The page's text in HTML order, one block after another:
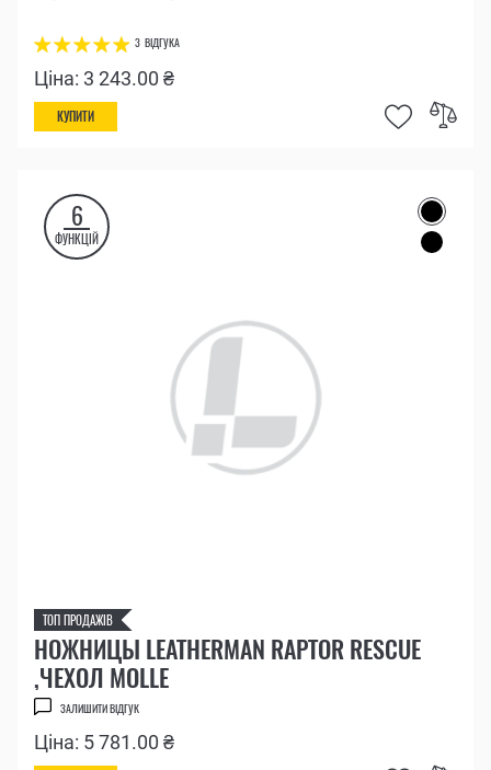
3 ВІДГУКА
Ціна: 3 243.00 ₴
КУПИТИ
6
ФУНКЦІЙ
ТОП ПРОДАЖІВ
НОЖНИЦЫ LEATHERMAN RAPTOR RESCUE
,ЧЕХОЛ MOLLE
ЗАЛИШИТИ ВІДГУК
Ціна: 5 781.00 ₴